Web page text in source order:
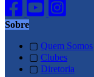
Sobre
▢ Quem Somos
▢ Clubes
▢ Diretoria